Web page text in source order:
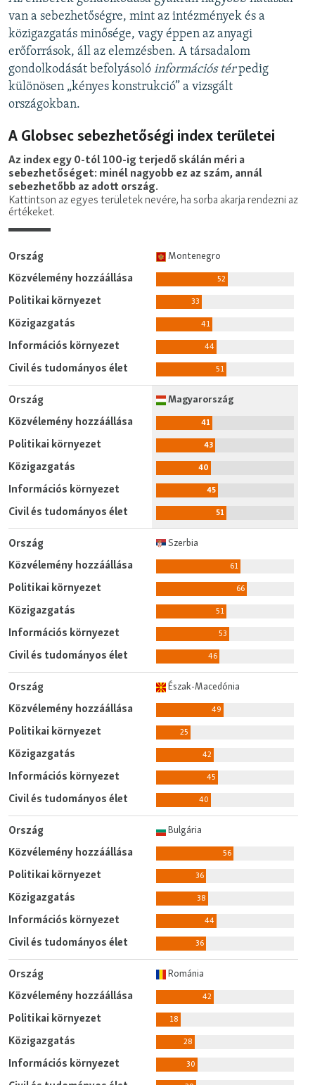
van a sebezhetőségre, mint az intézmények és a
közigazgatás minősége, vagy éppen az anyagi
erőforrások, áll az elemzésben. A társadalom
gondolkodását befolyásoló információs térpedig
különösen „kényes konstrukció” a vizsgált
országokban.